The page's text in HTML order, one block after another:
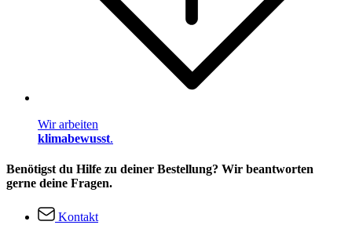
Wir arbeiten
klimabewusst.
Benötigst du Hilfe zu deiner Bestellung? Wir beantworten
gerne deine Fragen.
Kontakt